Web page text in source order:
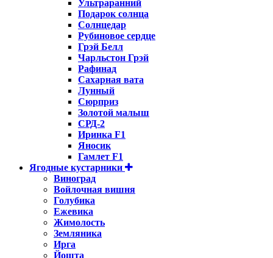
Ультраранний
Подарок солнца
Солнцедар
Рубиновое сердце
Грэй Белл
Чарльстон Грэй
Рафинад
Сахарная вата
Лунный
Сюрприз
Золотой малыш
СРД-2
Иринка F1
Яносик
Гамлет F1
Ягодные кустарники
Виноград
Войлочная вишня
Голубика
Ежевика
Жимолость
Земляника
Ирга
Йошта